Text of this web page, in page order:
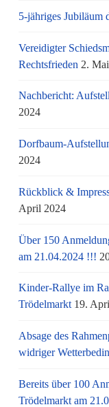
5-jähriges Jubiläum
Vereidigter
Rechtsfrieden 2.
Nachbericht:
2024
Dorfbaum-
2024
Rückblick &
April 2024
Über 150
am 21.04.2024 !!!
Kinder-Rallye im
Trödelmarkt 19.
Absage des
widriger
Bereits über 100
Trödelmarkt am